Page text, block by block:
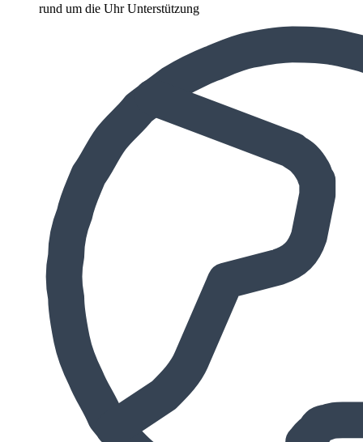
rund um die Uhr Unterstützung